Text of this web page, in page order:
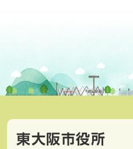
東大阪市役所